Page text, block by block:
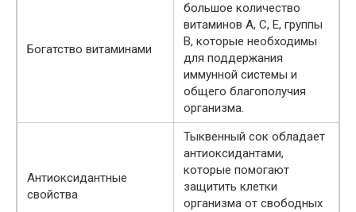
Богатство витаминами
большое количество
витаминов А, С, Е, группы
В, которые необходимы
для поддержания
иммунной системы и
общего благополучия
организма.
Антиоксидантные
свойства
Тыквенный сок обладает
антиоксидантами,
которые помогают
защитить клетки
организма от свободных